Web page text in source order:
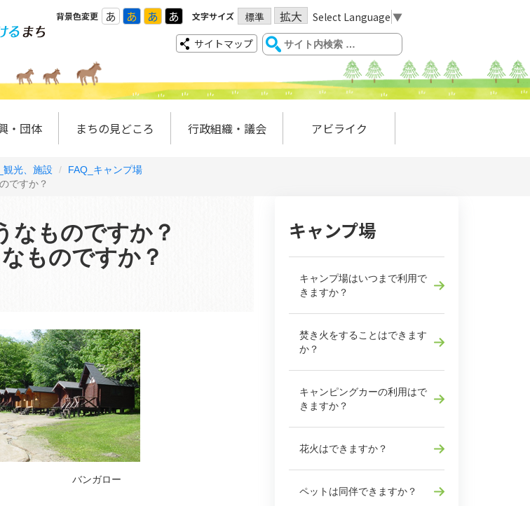
背景色変更 あ あ あ あ 文字サイズ 標準 拡大 Select Language ▼
サイトマップ
・団体 まちの見どころ 行政組織・議会 アビライク
観光、施設
FAQ_キャンプ場
ですか？
なものですか？
ものですか？
バンガロー
キャンプ場
キャンプ場はいつまで利用で
きますか？
焚き火をすることはできます
か？
キャンピングカーの利用はで
きますか？
花火はできますか？
ペットは同伴できますか？